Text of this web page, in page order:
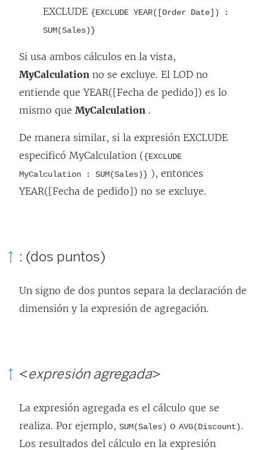
EXCLUDE {EXCLUDE YEAR([Order Date]) :
SUM(Sales)}
Si usa ambos cálculos en la vista,
MyCalculation no se excluye. El LOD no
entiende que YEAR([Fecha de pedido]) es lo
mismo que MyCalculation .
De manera similar, si la expresión EXCLUDE
especificó MyCalculation ({EXCLUDE
MyCalculation : SUM(Sales)} ), entonces
YEAR([Fecha de pedido]) no se excluye.
: (dos puntos)
Un signo de dos puntos separa la declaración de
dimensión y la expresión de agregación.
<expresión agregada>
La expresión agregada es el cálculo que se
realiza. Por ejemplo, SUM(Sales) o AVG(Discount).
Los resultados del cálculo en la expresión